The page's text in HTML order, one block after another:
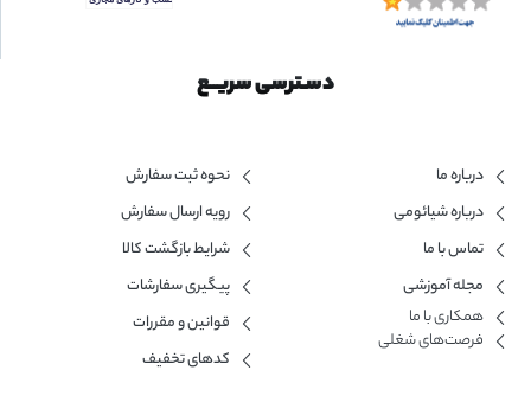
دسـترسی سریــع
درباره ما
درباره شیائومی
تماس با ما
مجله آموزشی
همکاری با ما​
فرصت‌های شغلی
نحوه ثبت سفارش
رویه ارسال سفارش
شرایط بازگشت کالا
پیگیری سفارشات
قوانین و مقررات
کدهای تخفیف